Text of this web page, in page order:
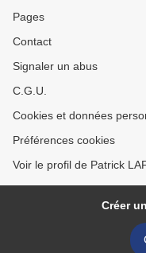
Pages
Contact
Signaler un abus
C.G.U.
Cookies et données
Préférences cookies
Voir le profil de Patrick
Créer